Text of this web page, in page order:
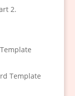
2.
Template